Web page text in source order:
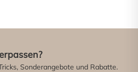
Sonderangebote und Rabatte.